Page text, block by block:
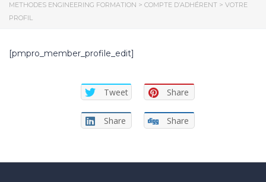
METHODES ENGINEERING FORMATION > COMPTE D’ADHÉRENT > VOTRE
PROFIL
[pmpro_member_profile_edit]
Tweet Share
Share Share